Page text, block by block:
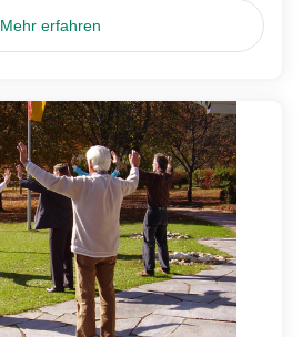
Mehr erfahren